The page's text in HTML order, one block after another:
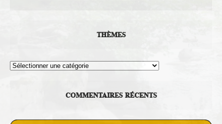
THÈMES
Thèmes
COMMENTAIRES RÉCENTS